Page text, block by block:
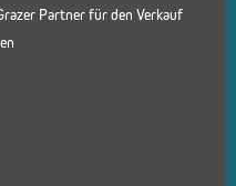
Partner für den Verkauf